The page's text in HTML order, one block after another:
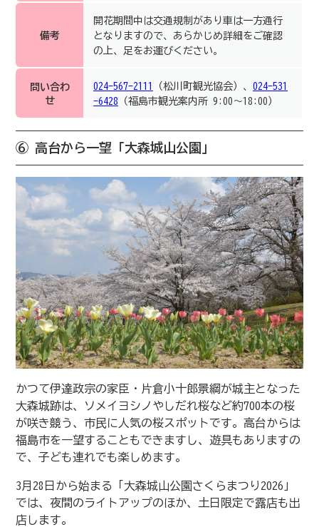
備考
開花期間中は交通規制があり車は一方通行
となりますので、あらかじめ詳細をご確認
の上、足をお運びください。
問い合わ
せ
024-567-2111 （松川町観光協会）、 024-531
-6428 （福島市観光案内所 9:00～18:00）
⑥ 高台から一望「大森城山公園」
かつて伊達政宗の家臣・片倉小十郎景綱が城主となった
大森城跡は、ソメイヨシノやしだれ桜など約700本の桜
が咲き競う、市民に人気の桜スポットです。高台からは
福島市を一望することもできますし、遊具もありますの
で、子ども連れでも楽しめます。
3月28日から始まる「大森城山公園さくらまつり2026」
では、夜間のライトアップのほか、土日限定で露店も出
店します。